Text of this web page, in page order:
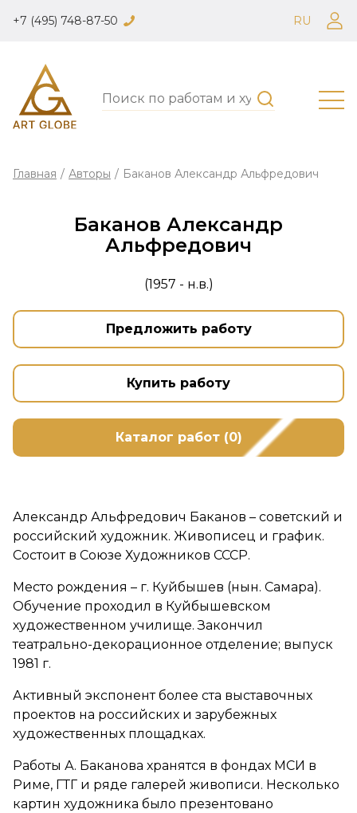
+7 (495) 748-87-50 RU
Главная / Авторы / Баканов Александр Альфредович
Баканов Александр
Альфредович
(1957 - н.в.)
Предложить работу
Купить работу
Каталог работ (0)
Александр Альфредович Баканов – советский и
российский художник. Живописец и график.
Состоит в Союзе Художников СССР.
Место рождения – г. Куйбышев (нын. Самара).
Обучение проходил в Куйбышевском
художественном училище. Закончил
театрально-декорационное отделение; выпуск
1981 г.
Активный экспонент более ста выставочных
проектов на российских и зарубежных
художественных площадках.
Работы А. Баканова хранятся в фондах МСИ в
Риме, ГТГ и ряде галерей живописи. Несколько
картин художника было презентовано